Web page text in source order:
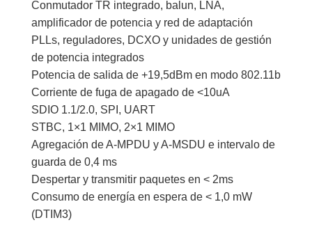
Conmutador TR integrado, balun, LNA,
amplificador de potencia y red de adaptación
PLLs, reguladores, DCXO y unidades de gestión
de potencia integrados
Potencia de salida de +19,5dBm en modo 802.11b
Corriente de fuga de apagado de <10uA
SDIO 1.1/2.0, SPI, UART
STBC, 1×1 MIMO, 2×1 MIMO
Agregación de A-MPDU y A-MSDU e intervalo de
guarda de 0,4 ms
Despertar y transmitir paquetes en < 2ms
Consumo de energía en espera de < 1,0 mW
(DTIM3)